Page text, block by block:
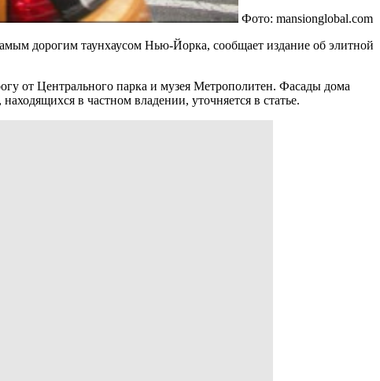
Фото: mansionglobal.com
дорогим таунхаусом Нью-Йорка, сообщает издание об элитной
от Центрального парка и музея Метрополитен. Фасады дома
в частном владении, уточняется в статье.